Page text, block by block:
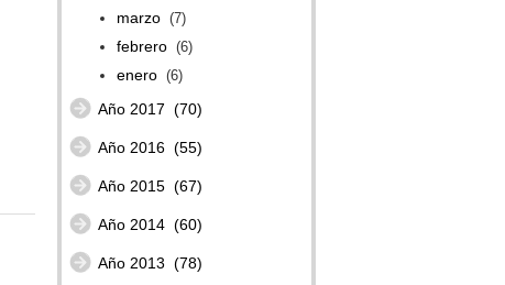
marzo (7)
febrero (6)
enero (6)
Año 2017 (70)
Año 2016 (55)
Año 2015 (67)
Año 2014 (60)
Año 2013 (78)